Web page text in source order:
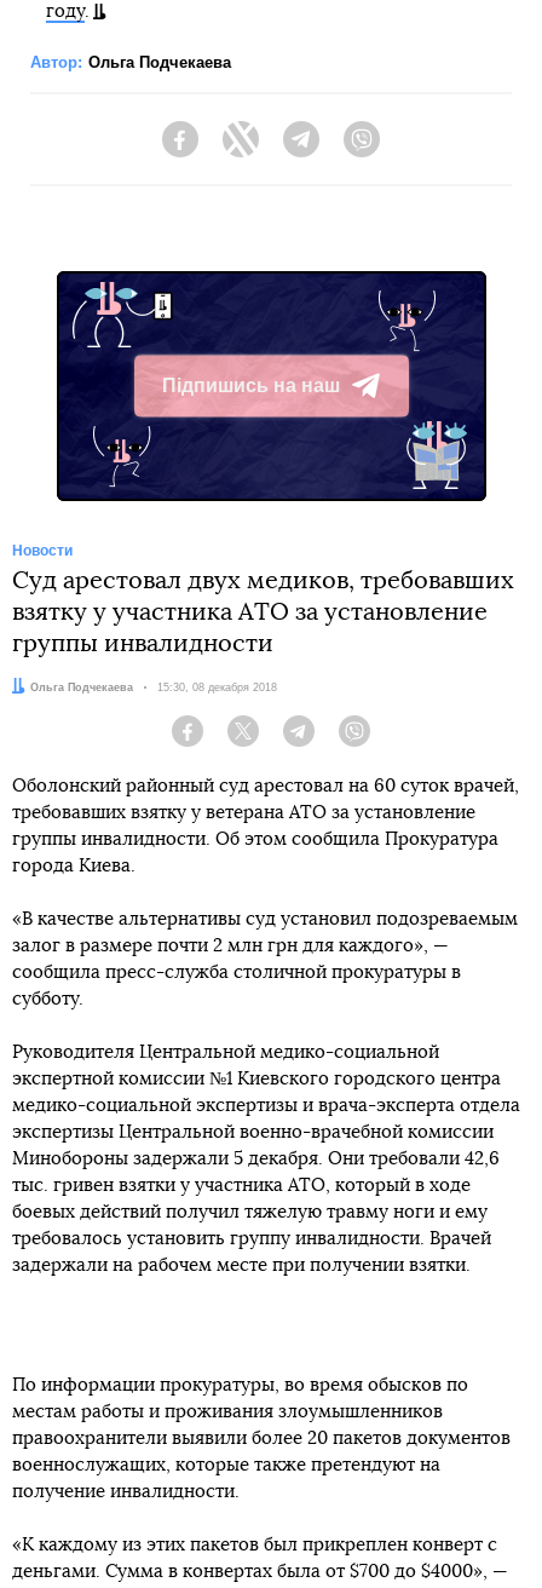
году.
Автор: Ольга Подчекаева
FacebookTwitter Telegram
Підпишись на наш
Telegram
Новости
Суд арестовал двух медиков, требовавших
взятку у участника АТО за установление
группы инвалидности
Автор:
Ольга Подчекаева Дата:
15:30, 08 декабря 2018
Facebook Twitter Telegram
Оболонский районный суд арестовал на 60 суток врачей,
требовавших взятку у ветерана АТО за установление
группы инвалидности. Об этом сообщила Прокуратура
города Киева.
«В качестве альтернативы суд установил подозреваемым
залог в размере почти 2 млн грн для каждого», —
сообщила пресс-служба столичной прокуратуры в
субботу.
Руководителя Центральной медико-социальной
экспертной комиссии №1 Киевского городского центра
медико-социальной экспертизы и врача-эксперта отдела
экспертизы Центральной военно-врачебной комиссии
Минобороны задержали 5 декабря. Они требовали 42,6
тыс. гривен взятки у участника АТО, который в ходе
боевых действий получил тяжелую травму ноги и ему
требовалось установить группу инвалидности. Врачей
задержали на рабочем месте при получении взятки.
По информации прокуратуры, во время обысков по
местам работы и проживания злоумышленников
правоохранители выявили более 20 пакетов документов
военнослужащих, которые также претендуют на
получение инвалидности.
«К каждому из этих пакетов был прикреплен конверт с
деньгами. Сумма в конвертах была от $700 до $4000», —